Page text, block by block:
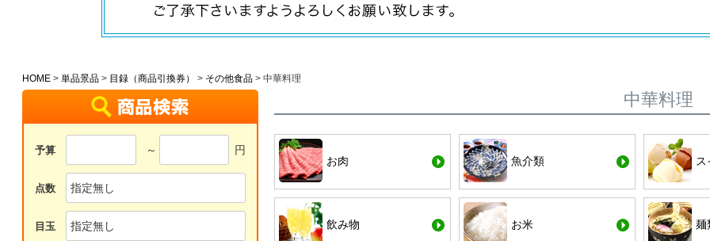
HOME 単品景品 目録（商品引換券） その他食品 中華料理
予算 ～ 円
点数
目玉
中華料理
お肉 魚介類 ス
飲み物 お米 麺